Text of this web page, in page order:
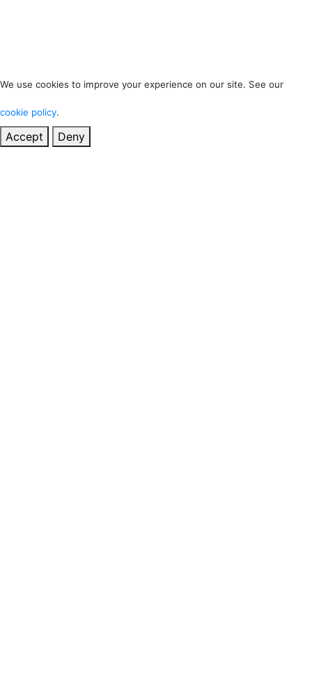
We use cookies to improve your experience on our site. See our
cookie policy.
Accept Deny